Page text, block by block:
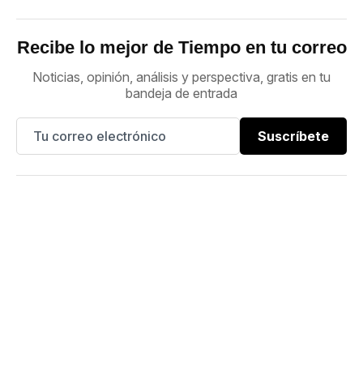
Recibe lo mejor de Tiempo en tu correo
Noticias, opinión, análisis y perspectiva, gratis en tu
bandeja de entrada
Suscríbete